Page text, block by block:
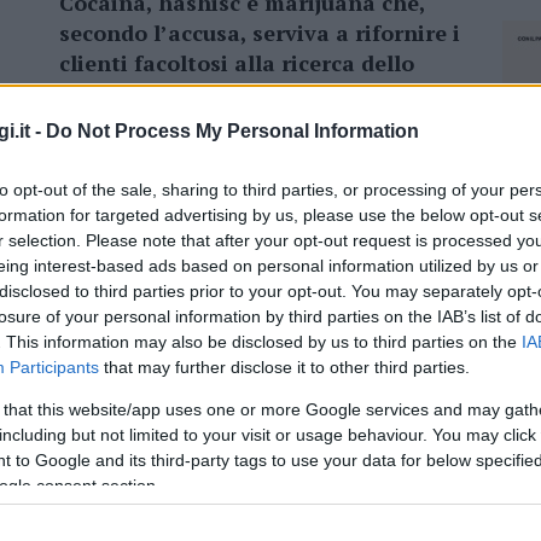
- Do Not Process My Personal Information
opt-out of the sale, sharing to third parties, or processing of your
for targeted advertising by us, please use the below opt-out
selection. Please note that after your opt-out request is processed
interest-based ads based on personal information utilized by us
to third parties prior to your opt-out. You may separately
of your personal information by third parties on the IAB’s list of
This information may also be disclosed by us to third parties on the
Participants that may further disclose it to other third parties.
that this website/app uses one or more Google services and may
but not limited to your visit or usage behaviour. You may
to Google and its third-party tags to use your data for below
consent section.
secondo l’accusa, serviva a rifornire i
clienti facoltosi alla ricerca dello
sballo facile.Con l’accusa di
detenzione ai fini di spaccio sono stati
Zuncheddu di Calangianus e Maurizio Scanu
per gli investigatori faceva parte sempre
di essere giudicato con rito
cliccando qui